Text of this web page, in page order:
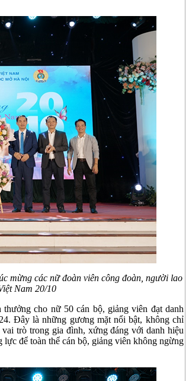
mừng các nữ đoàn viên công đoàn, người lao
Nam 20/10
cho nữ 50 cán bộ, giảng viên đạt danh
Đây là những gương mặt nổi bật, không chỉ
trò trong gia đình, xứng đáng với danh hiệu
để toàn thể cán bộ, giảng viên không ngừng